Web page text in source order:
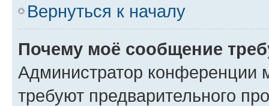
Вернуться к началу
Почему моё сообщение
Администратор конференции
требуют предварительного